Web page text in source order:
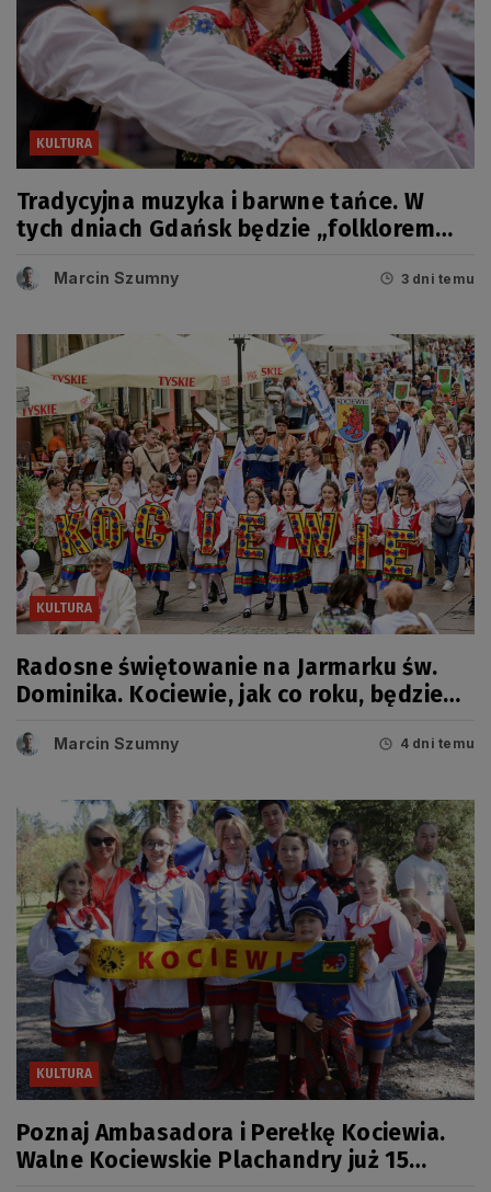
KULTURA
Tradycyjna muzyka i barwne tańce. W
tych dniach Gdańsk będzie „folklorem
Marcin Szumny 3 dni temu
KULTURA
Radosne świętowanie na Jarmarku św.
Dominika. Kociewie, jak co roku, będzie
Marcin Szumny 4 dni temu
KULTURA
Poznaj Ambasadora i Perełkę Kociewia.
Walne Kociewskie Plachandry już 15